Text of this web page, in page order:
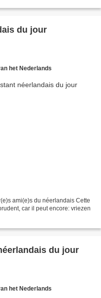
du jour
het Nederlands
ami(e)s du néerlandais Cette
car il peut encore: vriezen
du jour
het Nederlands